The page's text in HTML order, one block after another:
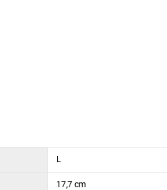
L
17,7 cm